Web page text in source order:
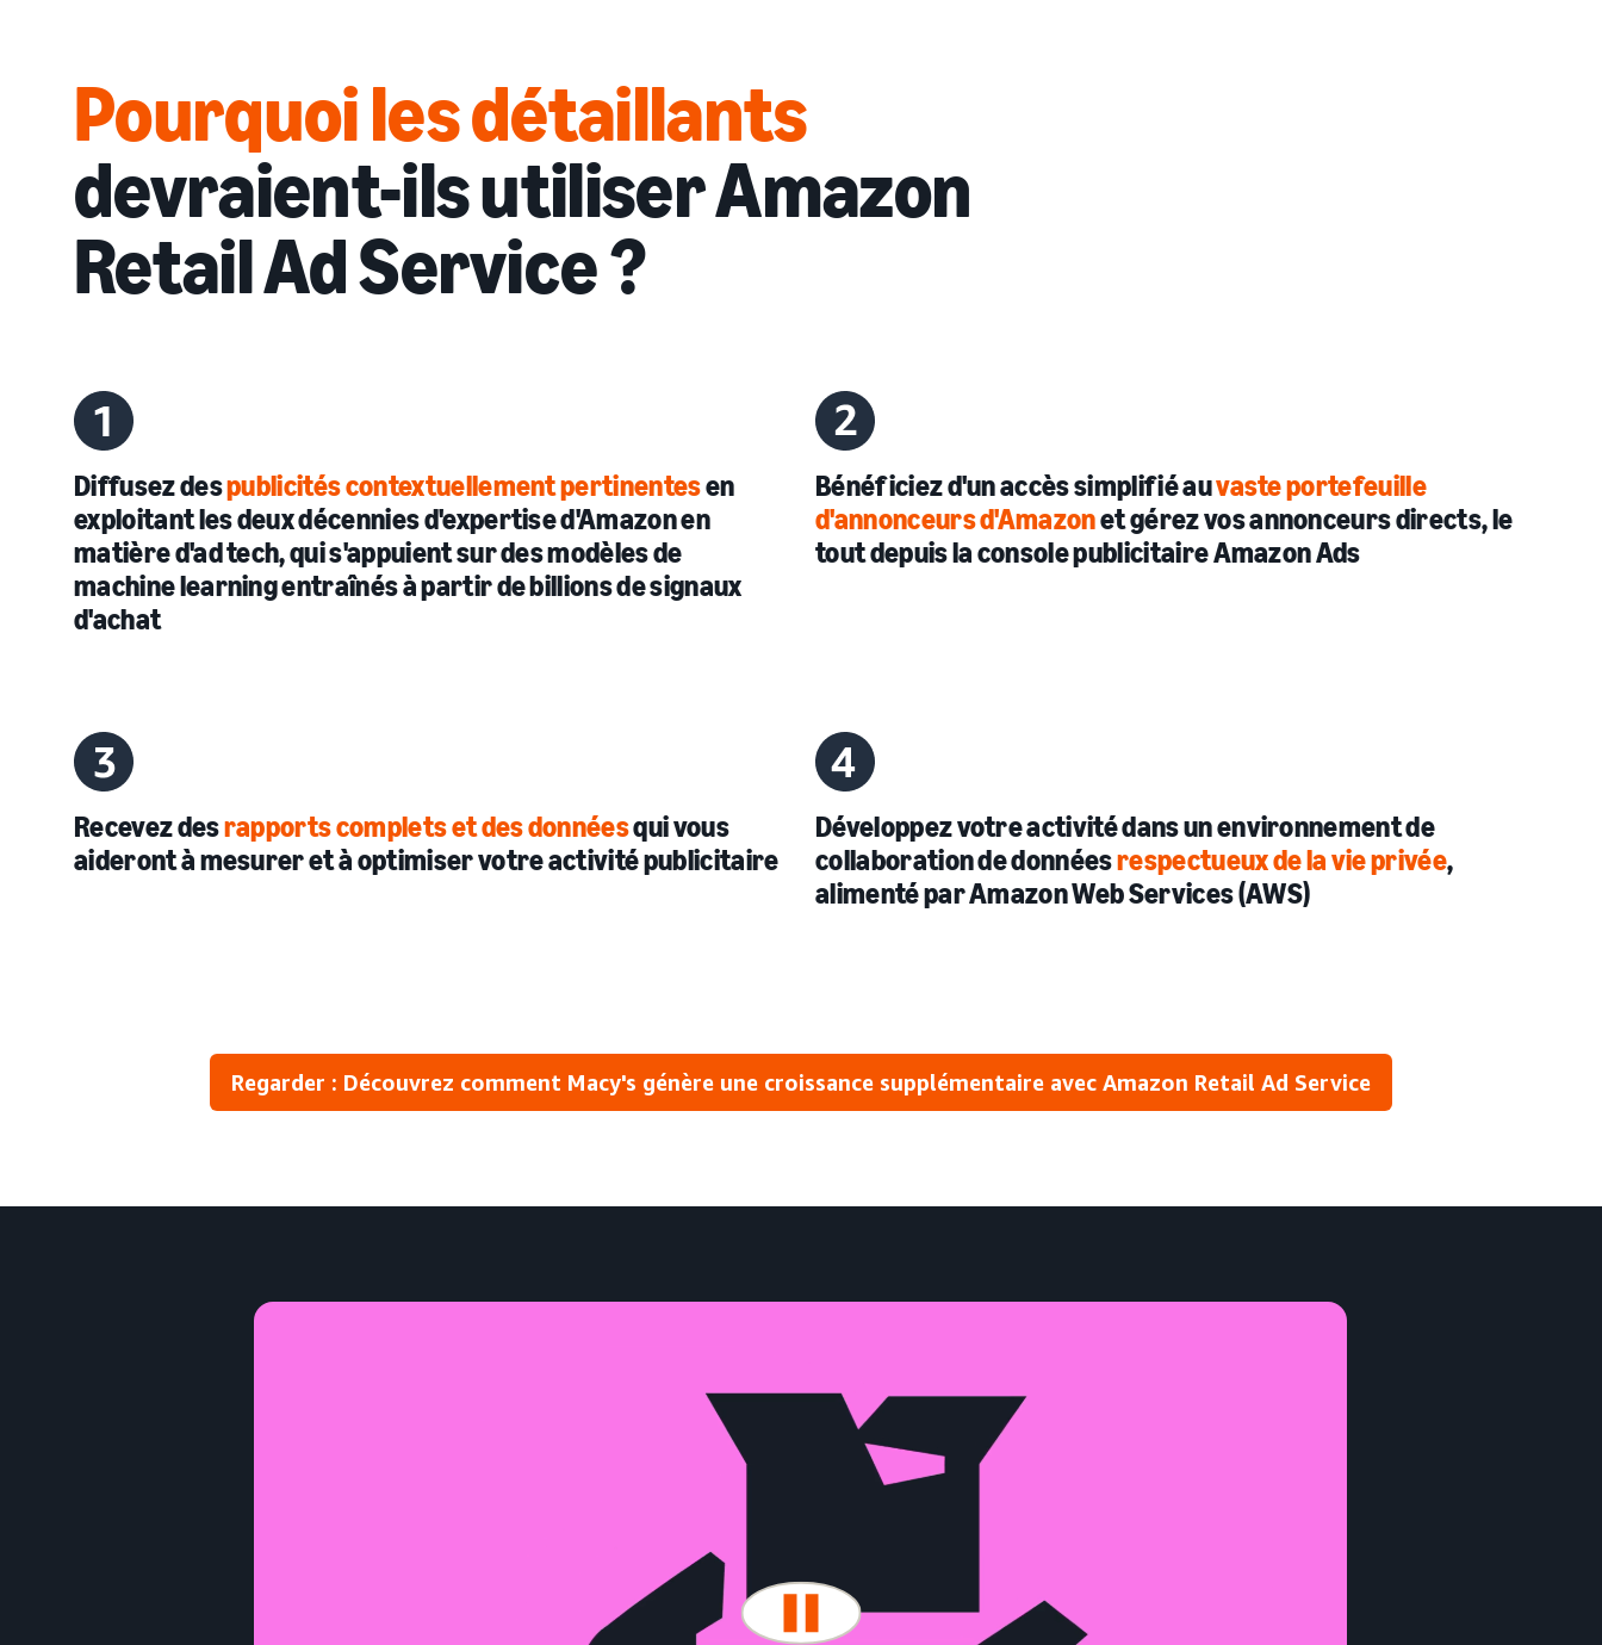
Pourquoi les détaillants
devraient-ils utiliser Amazon
Retail Ad Service ?
Diffusez despublicités contextuellement pertinentesen
exploitant les deux décennies d'expertise d'Amazon en
matière d'ad tech, qui s'appuient sur des modèles de
machine learning entraînés à partir de billions de signaux
d'achat
Bénéficiez d'un accès simplifié auvaste portefeuille
d'annonceurs d'Amazonet gérez vos annonceurs directs, le
tout depuis laconsole publicitaire Amazon Ads
Recevez desrapports complets et des donnéesqui vous
aideront à mesurer et à optimiser votre activité publicitaire
Développez votre activité dans un environnement de
collaboration de donnéesrespectueux de la vie privée,
alimenté par Amazon Web Services (AWS)
Regarder : Découvrez comment Macy's génère une croissance supplémentaire avec Amazon Retail Ad Service